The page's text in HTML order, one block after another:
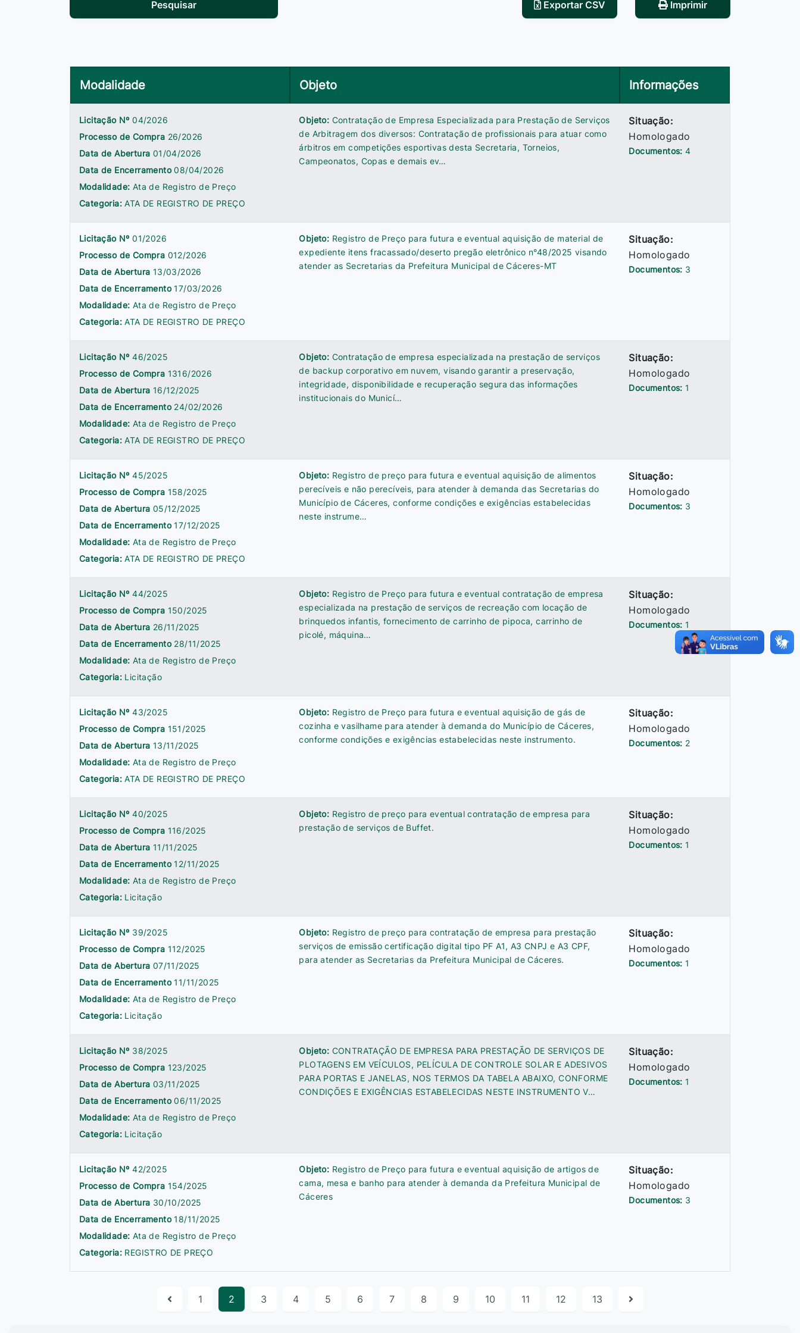
Pesquisar Exportar CSV Imprimir
Modalidade Objeto Informações
Licitação Nº04/2026
Processo de Compra 26/2026
Data de Abertura 01/04/2026
Data de Encerramento08/04/2026
Modalidade: Ata de Registro de Preço
Categoria:ATA DE REGISTRO DE PREÇO
Objeto: Contratação de Empresa Especializada para Prestação de Serviços
de Arbitragem dos diversos: Contratação de profissionais para atuar como
árbitros em competições esportivas desta Secretaria, Torneios,
Campeonatos, Copas e demais ev…
Situação:
Homologado
Documentos:4
Licitação Nº01/2026
Processo de Compra 012/2026
Data de Abertura 13/03/2026
Data de Encerramento17/03/2026
Modalidade: Ata de Registro de Preço
Categoria:ATA DE REGISTRO DE PREÇO
Objeto: Registro de Preço para futura e eventual aquisição de material de
expediente itens fracassado/deserto pregão eletrônico n°48/2025 visando
atender as Secretarias da Prefeitura Municipal de Cáceres-MT
Situação:
Homologado
Documentos: 3
Licitação Nº46/2025
Processo de Compra 1316/2026
Data de Abertura 16/12/2025
Data de Encerramento 24/02/2026
Modalidade: Ata de Registro de Preço
Categoria:ATA DE REGISTRO DE PREÇO
Objeto: Contratação de empresa especializada na prestação de serviços
de backup corporativo em nuvem, visando garantir a preservação,
integridade, disponibilidade e recuperação segura das informações
institucionais do Municí…
Situação:
Homologado
Documentos: 1
Licitação Nº45/2025
Processo de Compra 158/2025
Data de Abertura 05/12/2025
Data de Encerramento17/12/2025
Modalidade: Ata de Registro de Preço
Categoria:ATA DE REGISTRO DE PREÇO
Objeto: Registro de preço para futura e eventual aquisição de alimentos
perecíveis e não perecíveis, para atender à demanda das Secretarias do
Município de Cáceres, conforme condições e exigências estabelecidas
neste instrume…
Situação:
Homologado
Documentos: 3
Licitação Nº44/2025
Processo de Compra 150/2025
Data de Abertura 26/11/2025
Data de Encerramento 28/11/2025
Modalidade: Ata de Registro de Preço
Categoria: Licitação
Objeto: Registro de Preço para futura e eventual contratação de empresa
especializada na prestação de serviços de recreação com locação de
brinquedos infantis, fornecimento de carrinho de pipoca, carrinho de
picolé, máquina…
Situação:
Homologado
Documentos: 1
Licitação Nº43/2025
Processo de Compra 151/2025
Data de Abertura 13/11/2025
Modalidade: Ata de Registro de Preço
Categoria:ATA DE REGISTRO DE PREÇO
Objeto: Registro de Preço para futura e eventual aquisição de gás de
cozinha e vasilhame para atender à demanda do Município de Cáceres,
conforme condições e exigências estabelecidas neste instrumento.
Situação:
Homologado
Documentos: 2
Licitação Nº40/2025
Processo de Compra 116/2025
Data de Abertura 11/11/2025
Data de Encerramento 12/11/2025
Modalidade: Ata de Registro de Preço
Categoria: Licitação
Objeto: Registro de preço para eventual contratação de empresa para
prestação de serviços de Buffet.
Situação:
Homologado
Documentos: 1
Licitação Nº 39/2025
Processo de Compra 112/2025
Data de Abertura 07/11/2025
Data de Encerramento11/11/2025
Modalidade: Ata de Registro de Preço
Categoria: Licitação
Objeto: Registro de preço para contratação de empresa para prestação
serviços de emissão certificação digital tipo PF A1, A3 CNPJ e A3 CPF,
para atender as Secretarias da Prefeitura Municipal de Cáceres.
Situação:
Homologado
Documentos:1
Licitação Nº 38/2025
Processo de Compra 123/2025
Data de Abertura 03/11/2025
Data de Encerramento06/11/2025
Modalidade: Ata de Registro de Preço
Categoria: Licitação
Objeto: CONTRATAÇÃO DE EMPRESA PARA PRESTAÇÃO DE SERVIÇOS DE
PLOTAGENS EM VEÍCULOS, PELÍCULA DE CONTROLE SOLAR E ADESIVOS
PARA PORTAS E JANELAS, NOS TERMOS DA TABELA ABAIXO, CONFORME
CONDIÇÕES E EXIGÊNCIAS ESTABELECIDAS NESTE INSTRUMENTO V…
Situação:
Homologado
Documentos: 1
Licitação Nº42/2025
Processo de Compra 154/2025
Data de Abertura 30/10/2025
Data de Encerramento18/11/2025
Modalidade: Ata de Registro de Preço
Categoria: REGISTRO DE PREÇO
Objeto: Registro de Preço para futura e eventual aquisição de artigos de
cama, mesa e banho para atender à demanda da Prefeitura Municipal de
Cáceres
Situação:
Homologado
Documentos: 3
1 2 3 4 5 6 7 8 9 10 11 12 13